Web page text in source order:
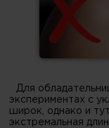
Для
экспериментах с
широк, однако и
экстремальная